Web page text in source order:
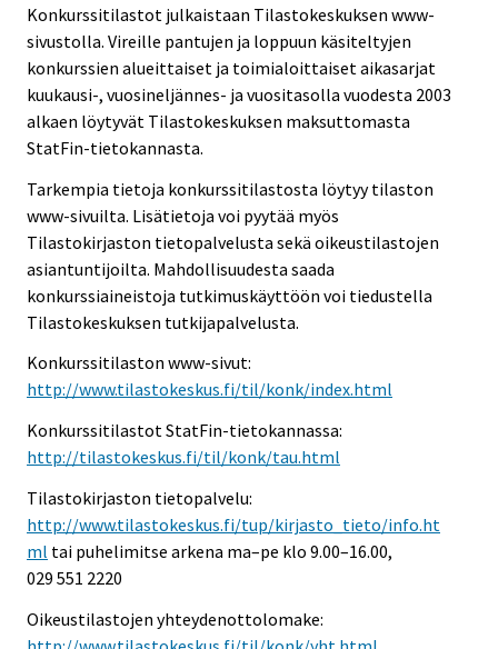
Konkurssitilastot julkaistaan Tilastokeskuksen www-
sivustolla. Vireille pantujen ja loppuun käsiteltyjen
konkurssien alueittaiset ja toimialoittaiset aikasarjat
kuukausi-, vuosineljännes- ja vuositasolla vuodesta 2003
alkaen löytyvät Tilastokeskuksen maksuttomasta
StatFin-tietokannasta.
Tarkempia tietoja konkurssitilastosta löytyy tilaston
www-sivuilta. Lisätietoja voi pyytää myös
Tilastokirjaston tietopalvelusta sekä oikeustilastojen
asiantuntijoilta. Mahdollisuudesta saada
konkurssiaineistoja tutkimuskäyttöön voi tiedustella
Tilastokeskuksen tutkijapalvelusta.
Konkurssitilaston www-sivut:
http://www.tilastokeskus.fi/til/konk/index.html
Konkurssitilastot StatFin-tietokannassa:
http://tilastokeskus.fi/til/konk/tau.html
Tilastokirjaston tietopalvelu:
http://www.tilastokeskus.fi/tup/kirjasto_tieto/info.ht
ml tai puhelimitse arkena ma–pe klo 9.00–16.00,
029 551 2220
Oikeustilastojen yhteydenottolomake: